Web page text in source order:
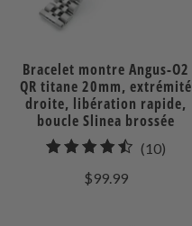
Bracelet montre Angus-O2
QR titane 20mm, extrémité
droite, libération rapide,
boucle Slinea brossée
(10)
$99.99